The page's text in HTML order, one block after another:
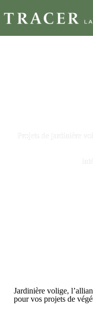
Jardinière volige,
pour vos projets de